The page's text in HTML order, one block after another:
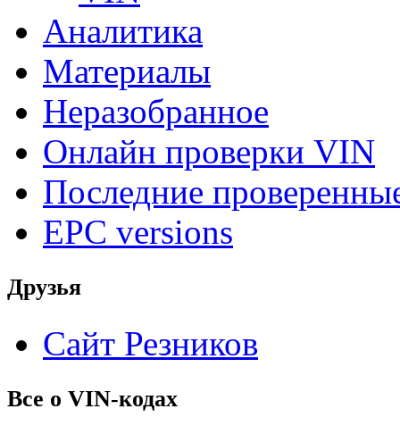
Аналитика
Материалы
Неразобранное
Онлайн проверки VIN
Последние
EPC versions
Друзья
Сайт Резников
Все о VIN-кодах